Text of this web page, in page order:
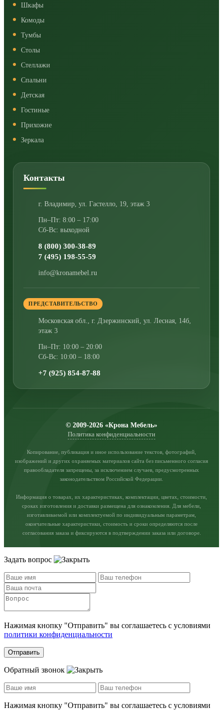
Шкафы
Комоды
Тумбы
Столы
Стеллажи
Спальни
Детская
Гостиные
Прихожие
Зеркала
Контакты
г. Владимир ул. Гастелло, 19, этаж 3
Пн–Пт: 8:00 – 17:00
Сб-Вс: выходной
8 (800) 300-38-89
7 (495) 198-55-59
info@kronamebel.ru
ПРЕДСТАВИТЕЛЬСТВО
Московская обл., г. Дзержинский ул. Лесная, 14б,
этаж 3
Пн–Пт: 10:00 – 20:00
Сб-Вс: 10:00 – 18:00
+7 (925) 854-87-88
© 2009-2026 «Крона Мебель»
Политика конфиденциальности
Копирование, публикация и иное использование текстов, фотографий,
изображений и других охраняемых материалов сайта без письменного согласия
правообладателя запрещены, за исключением случаев, предусмотренных
законодательством Российской Федерации.
Информация о товарах, их характеристиках, комплектации, цветах, стоимости,
сроках изготовления и доставки размещена для ознакомления. Для мебели,
изготавливаемой или комплектуемой по индивидуальным параметрам,
окончательные характеристики, стоимость и сроки определяются после
согласования заказа и фиксируются в подтверждении заказа или договоре.
Задать вопрос
Нажимая кнопку "Отправить" вы соглашаетесь с условиями
политики конфиденциальности
Отправить
Обратный звонок
Нажимая кнопку "Отправить" вы соглашаетесь с условиями